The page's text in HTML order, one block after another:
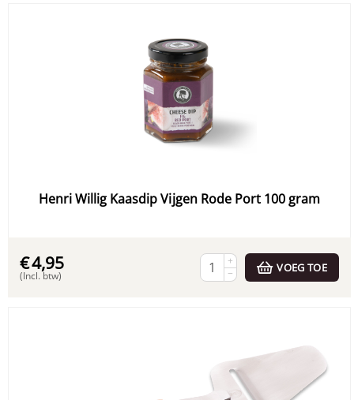
Henri Willig Kaasdip Vijgen Rode Port 100 gram
€4,95
(Incl. btw)
+
−
VOEG TOE